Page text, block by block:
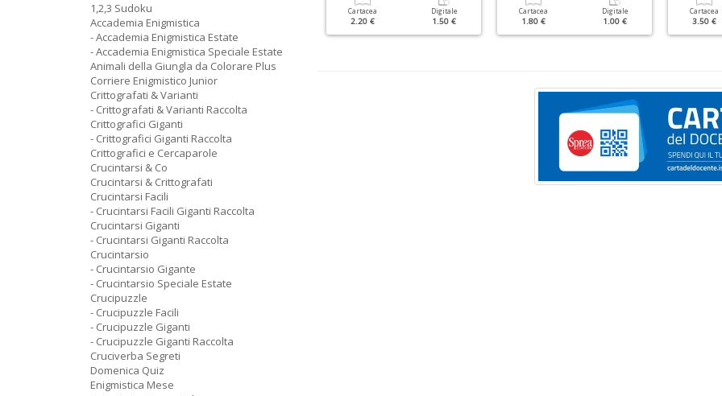
Digitale
1.90 € 2.50 €
Cartacea
2.20 €
Digitale
1.50 €
Cartacea
1.80 €
Digitale
1.00 €
Cartacea
3.50 €
1,2,3 Sudoku
Accademia Enigmistica
- Accademia Enigmistica Estate
- Accademia Enigmistica Speciale Estate
Animali della Giungla da Colorare Plus
Corriere Enigmistico Junior
Crittografati & Varianti
- Crittografati & Varianti Raccolta
Crittografici Giganti
- Crittografici Giganti Raccolta
Crittografici e Cercaparole
Crucintarsi & Co
Crucintarsi & Crittografati
Crucintarsi Facili
- Crucintarsi Facili Giganti Raccolta
Crucintarsi Giganti
- Crucintarsi Giganti Raccolta
Crucintarsio
- Crucintarsio Gigante
- Crucintarsio Speciale Estate
Crucipuzzle
- Crucipuzzle Facili
- Crucipuzzle Giganti
- Crucipuzzle Giganti Raccolta
Cruciverba Segreti
Domenica Quiz
Enigmistica Mese